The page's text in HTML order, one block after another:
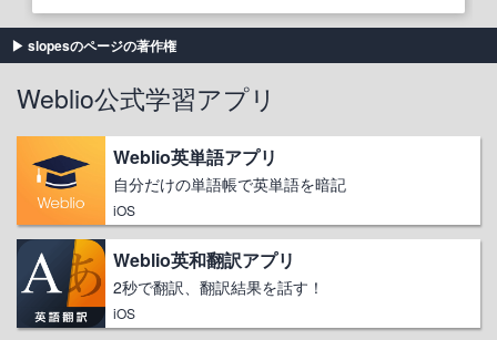
slopesのページの著作権
Weblio公式学習アプリ
Weblio英単語アプリ
自分だけの単語帳で英単語を暗記
iOS
Weblio英和翻訳アプリ
2秒で翻訳、翻訳結果を話す！
iOS